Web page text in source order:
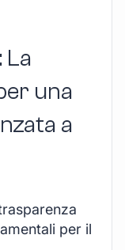
una
a
per il